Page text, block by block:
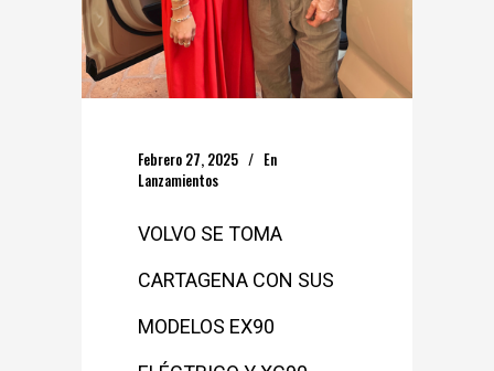
Febrero 27, 2025
En
Lanzamientos
VOLVO SE TOMA
CARTAGENA CON SUS
MODELOS EX90